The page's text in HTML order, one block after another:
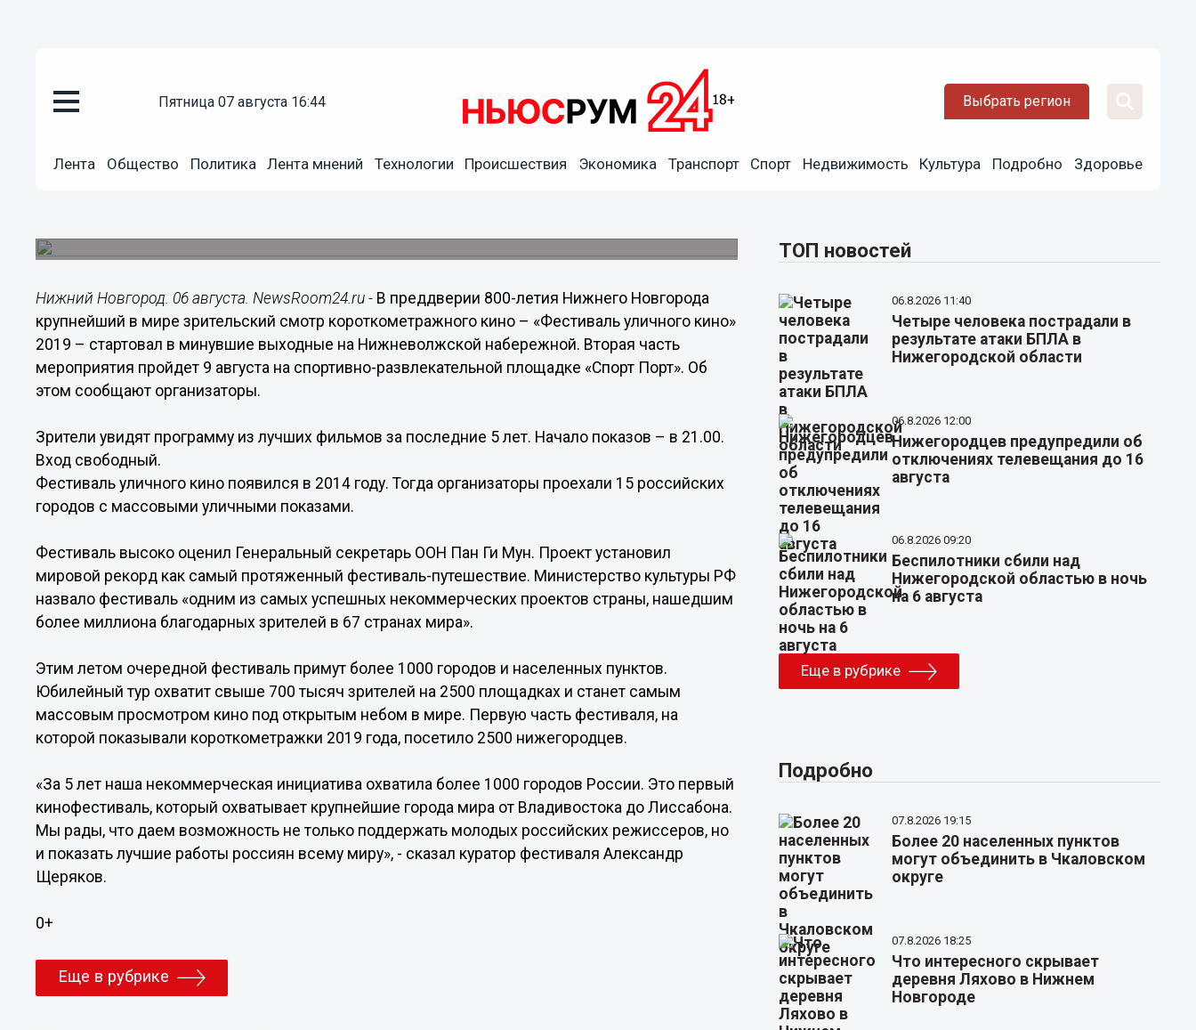
пятница 07 августа 16:44 Выбрать регион
Лента Общество Политика Лента мнений Технологии Происшествия Экономика Транспорт Спорт Недвижимость Культура Подробно Здоровье
Фестиваль уличного кино продолжится в Нижнем
Нижний Новгород. 06 августа. NewsRoom24.ru - В преддверии 800-летия Нижнего Новгорода
крупнейший в мире зрительский смотр короткометражного кино – «Фестиваль уличного кино»
2019 – стартовал в минувшие выходные на Нижневолжской набережной. Вторая часть
мероприятия пройдет 9 августа на спортивно-развлекательной площадке «Спорт Порт». Об
этом сообщают организаторы.
Зрители увидят программу из лучших фильмов за последние 5 лет. Начало показов – в 21.00.
Вход свободный.
Фестиваль уличного кино появился в 2014 году. Тогда организаторы проехали 15 российских
городов с массовыми уличными показами.
Фестиваль высоко оценил Генеральный секретарь ООН Пан Ги Мун. Проект установил
мировой рекорд как самый протяженный фестиваль-путешествие. Министерство культуры РФ
назвало фестиваль «одним из самых успешных некоммерческих проектов страны, нашедшим
более миллиона благодарных зрителей в 67 странах мира».
Этим летом очередной фестиваль примут более 1000 городов и населенных пунктов.
Юбилейный тур охватит свыше 700 тысяч зрителей на 2500 площадках и станет самым
массовым просмотром кино под открытым небом в мире. Первую часть фестиваля, на
которой показывали короткометражки 2019 года, посетило 2500 нижегородцев.
«За 5 лет наша некоммерческая инициатива охватила более 1000 городов России. Это первый
кинофестиваль, который охватывает крупнейшие города мира от Владивостока до Лиссабона.
Мы рады, что даем возможность не только поддержать молодых российских режиссеров, но
и показать лучшие работы россиян всему миру», - сказал куратор фестиваля Александр
Щеряков.
0+
Еще в рубрике
ТОП новостей
06.8.2026 11:40
Четыре человека пострадали в
результате атаки БПЛА в
Нижегородской области
06.8.2026 12:00
Нижегородцев предупредили об
отключениях телевещания до 16
августа
06.8.2026 09:20
Беспилотники сбили над
Нижегородской областью в ночь
на 6 августа
Еще в рубрике
Подробно
07.8.2026 19:15
Более 20 населенных пунктов
могут объединить в Чкаловском
округе
07.8.2026 18:25
Что интересного скрывает
деревня Ляхово в Нижнем
Новгороде